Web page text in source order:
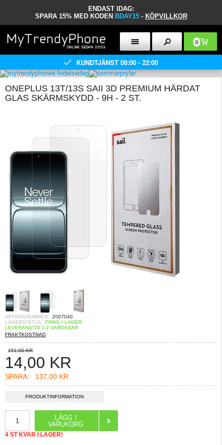
ENDAST IDAG:
SPARA 15% MED KODEN BDAY15 - KÖPVILLKOR
0
KUNDTJÄNST 08:00 - 22:00
ONEPLUS 13T/13S SAII 3D PREMIUM HÄRDAT
GLAS SKÄRMSKYDD - 9H - 2 ST.
ARTIKELNUMMER: 2007040
LAGERSTATUS: FINNS I LAGER.
LEVERANSTID 1-2 VARDAGAR
FRAKTKOSTNAD
151,00 KR
14,00 KR
SPARA: 137,00 KR
PRODUKTINFORMATION
4 ST KVAR I LAGER!